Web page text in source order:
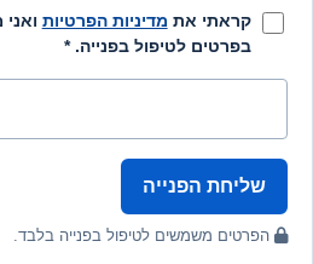
קראתי את מדיניות הפרטיות
בפרטים לטיפול בפנייה. *
שליחת הפנייה
הפרטים משמשים לטיפול בפנייה בלבד.